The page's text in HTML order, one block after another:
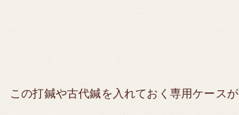
この打鍼や古代鍼を入れておく専用ケースが